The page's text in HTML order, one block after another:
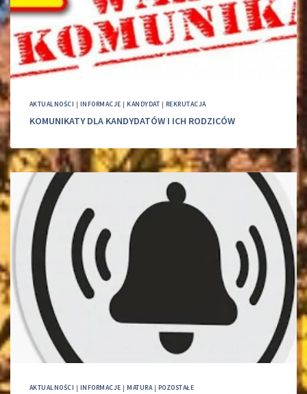
AKTUALNOŚCI | INFORMACJE |KANDYDAT | REKRUTACJA
KOMUNIKATY DLA KANDYDATÓW I ICH RODZICÓW
AKTUALNOŚCI | INFORMACJE |MATURA| POZOSTAŁE